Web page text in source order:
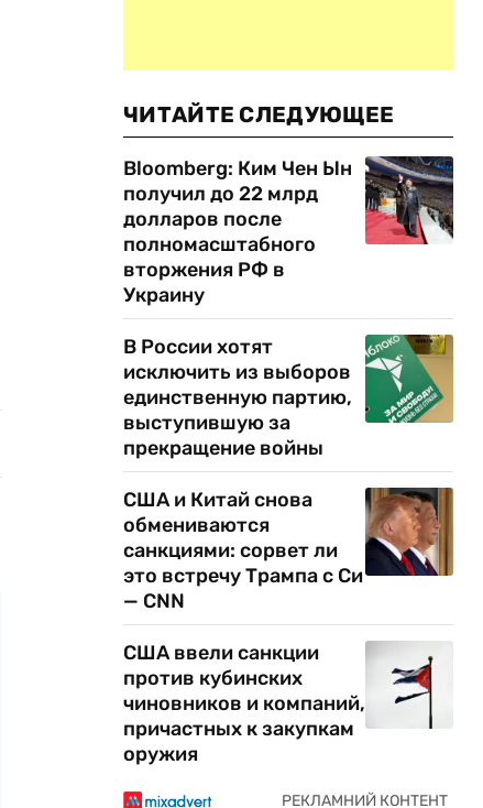
ЧИТАЙТЕ СЛЕДУЮЩЕЕ
Bloomberg: Ким Чен Ын
получил до 22 млрд
долларов после
полномасштабного
вторжения РФ в
Украину
В России хотят
исключить из выборов
единственную партию,
выступившую за
прекращение войны
США и Китай снова
обмениваются
санкциями: сорвет ли
это встречу Трампа с Си
— CNN
США ввели санкции
против кубинских
чиновников и компаний,
причастных к закупкам
оружия